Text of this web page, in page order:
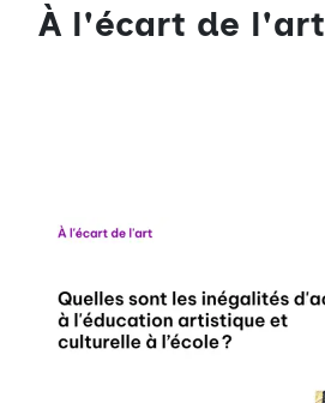
À l'écart de l'art